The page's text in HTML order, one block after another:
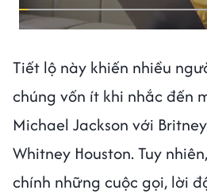
Tiết lộ này khiến nhiều
chúng vốn ít khi nhắc đến
Michael Jackson với
Whitney Houston. Tuy
chính những cuộc gọi, lời